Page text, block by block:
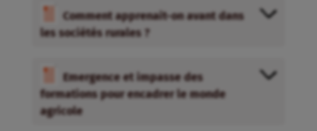
Comment apprenait-on avant dans
les sociétés rurales ?
Emergence et impasse des
formations pour encadrer le monde
agricole